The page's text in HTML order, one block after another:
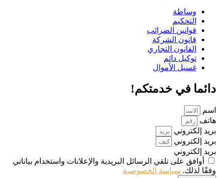
وساطة
التحكيم
قوانين الضرائب
قانون الشركة
القانون التجاري
توكيل دائم
غسيل الأموال
دائما في خدمتكم!
اسم
هاتف
بريد إلكتروني
بريد إلكتروني
بريد إلكتروني
أوافق على تلقي الرسائل البريدية والإعلانات واستخدام بياناتي
وفقًا لذلك. سياسة الخصوصية